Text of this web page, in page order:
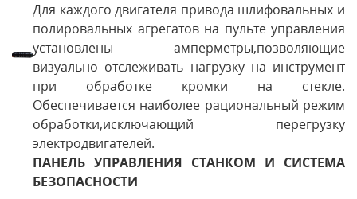
Для каждого двигателя привода шлифовальных и
полировальных агрегатов на пульте управления
установлены амперметры,позволяющие
визуально отслеживать нагрузку на инструмент
при обработке кромки на стекле.
Обеспечивается наиболее рациональный режим
обработки,исключающий перегрузку
электродвигателей.
ПАНЕЛЬ УПРАВЛЕНИЯ СТАНКОМ И СИСТЕМА
БЕЗОПАСНОСТИ